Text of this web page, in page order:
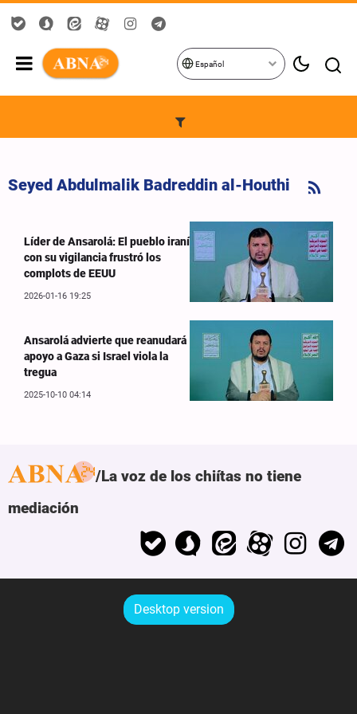
Español
Seyed Abdulmalik Badreddin al-Houthi
Líder de Ansarolá: El pueblo iraní
con su vigilancia frustró los
complots de EEUU
2026-01-16 19:25
Ansarolá advierte que reanudará
apoyo a Gaza si Israel viola la
tregua
2025-10-10 04:14
La voz de los chiítas no tiene
mediación
Desktop version